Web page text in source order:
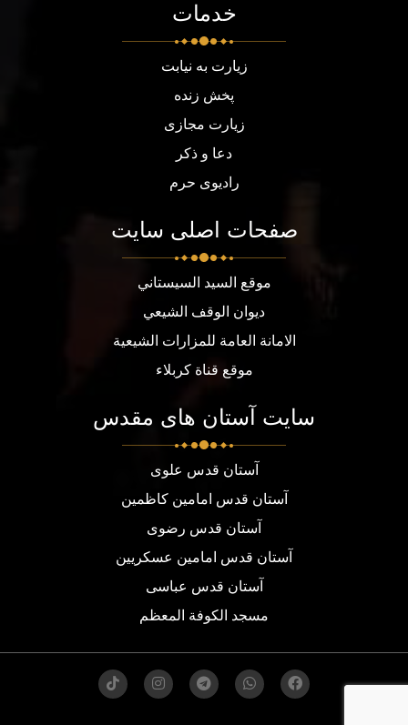
خدمات
زیارت به نیابت
پخش زنده
زیارت مجازی
دعا و ذکر
رادیوی حرم
صفحات اصلی سایت
موقع السيد السيستاني
ديوان الوقف الشيعي
الامانة العامة للمزارات الشيعية
موقع قناة كربلاء
سایت آستان های مقدس
آستان قدس علوی
آستان قدس امامین کاظمین
آستان قدس رضوی
آستان قدس امامین عسکریین
آستان قدس عباسی
مسجد الكوفة المعظم